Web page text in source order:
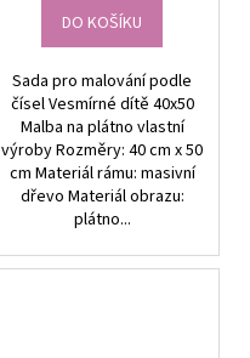
DO KOŠÍKU
Sada pro malování podle
čísel Vesmírné dítě 40x50
Malba na plátno vlastní
výroby Rozměry: 40 cm x 50
cm Materiál rámu: masivní
dřevo Materiál obrazu:
plátno...